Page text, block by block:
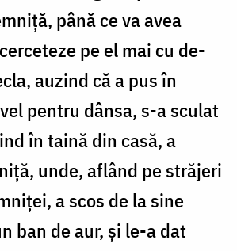
până ce va avea
pe el mai cu de-
auzind că a pus în
pentru dânsa, s-a sculat
în taină din casă, a
unde, aflând pe străjeri
a scos de la sine
ban de aur, și le-a dat